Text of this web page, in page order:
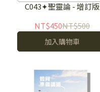
力量。
C043✦聖靈論 - 增訂版
NT$450NT$500
加入購物車